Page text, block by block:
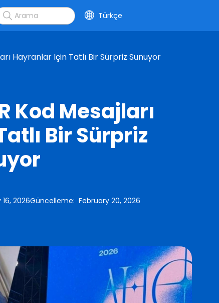
Türkçe
Hayranlar Için Tatlı Bir Sürpriz Sunuyor
Kod Mesajları
Bir Sürpriz
2026Güncelleme:February 20, 2026